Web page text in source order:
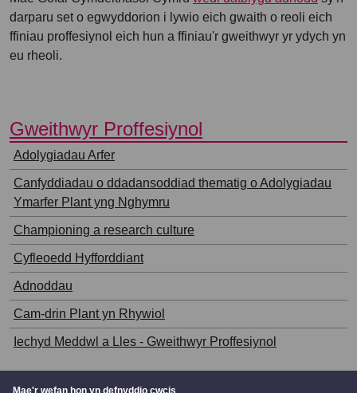
darparu set o egwyddorion i lywio eich gwaith o reoli eich
ffiniau proffesiynol eich hun a ffiniau'r gweithwyr yr ydych yn
eu rheoli.
⠀
Gweithwyr Proffesiynol
⠀
Adolygiadau Arfer
Canfyddiadau o ddadansoddiad thematig o Adolygiadau
Ymarfer Plant yng Nghymru
Championing a research culture
Cyfleoedd Hyfforddiant
Adnoddau
Cam-drin Plant yn Rhywiol
Iechyd Meddwl a Lles - Gweithwyr Proffesiynol
Mae'r wefan hon yn defnyddio cwcis